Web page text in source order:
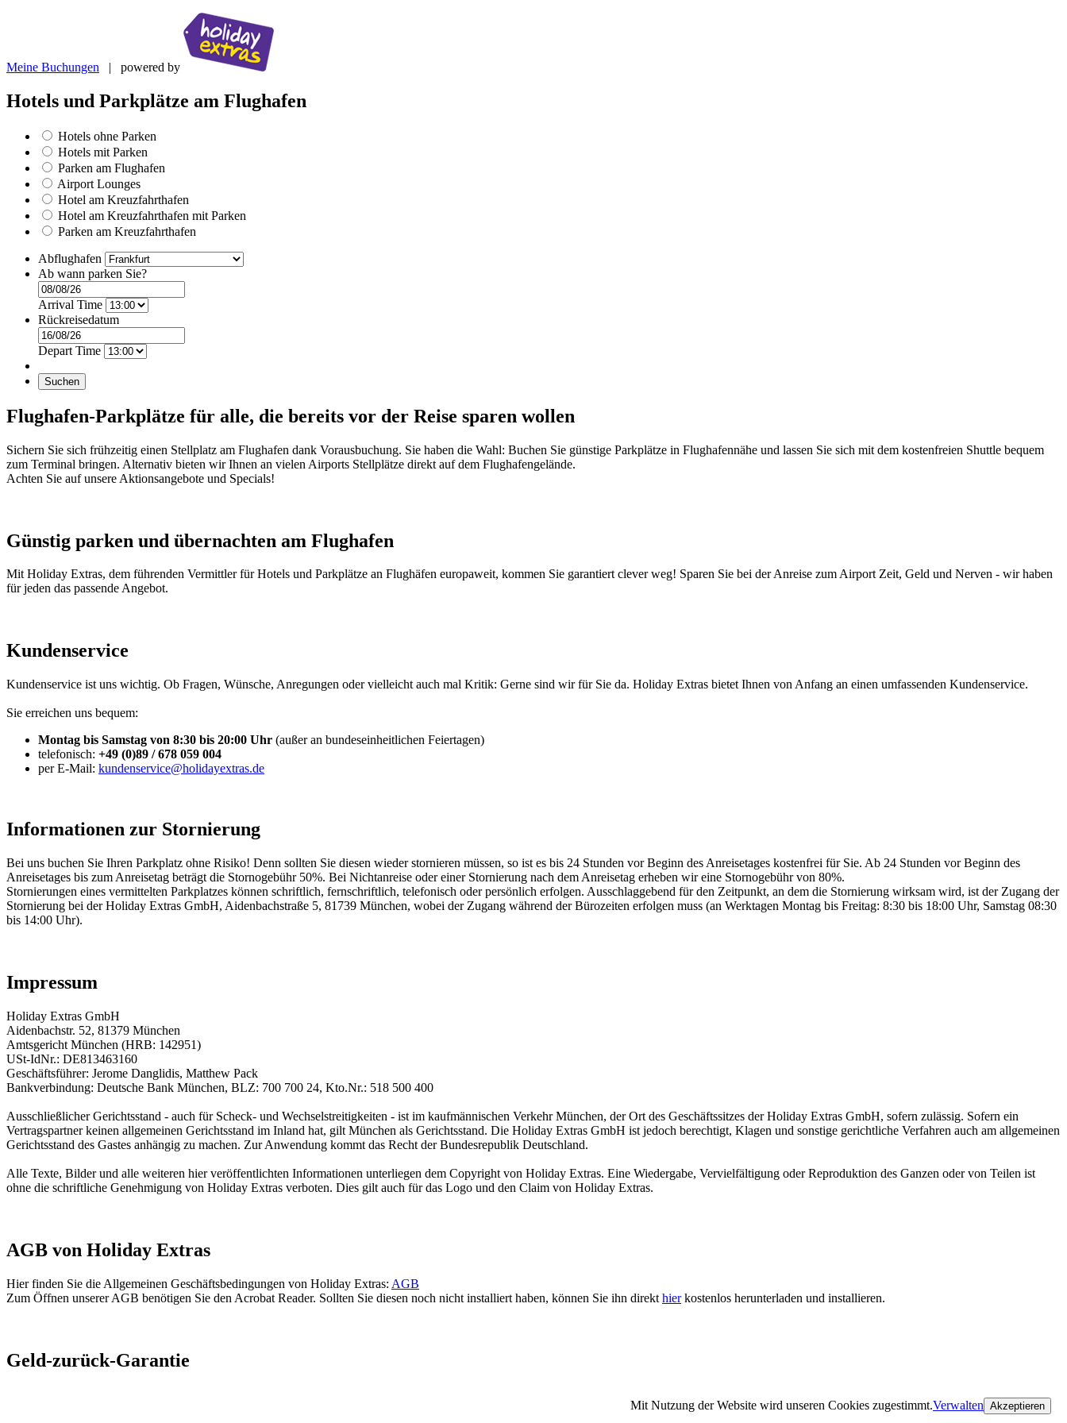
Meine Buchungen | powered by
Hotels und Parkplätze am Flughafen
Hotels ohne Parken
Hotels mit Parken
Parken am Flughafen
Airport Lounges
Hotel am Kreuzfahrthafen
Hotel am Kreuzfahrthafen mit Parken
Parken am Kreuzfahrthafen
Abflughafen
Ab wann parken Sie?
Arrival Time
Rückreisedatum
Depart Time
Suchen
Flughafen-Parkplätze für alle, die bereits vor der Reise sparen wollen
Sichern Sie sich frühzeitig einen Stellplatz am Flughafen dank Vorausbuchung. Sie haben die Wahl: Buchen Sie günstige Parkplätze in Flughafennähe und lassen Sie sich mit dem kostenfreien Shuttle bequem
zum Terminal bringen. Alternativ bieten wir Ihnen an vielen Airports Stellplätze direkt auf dem Flughafengelände.
Achten Sie auf unsere Aktionsangebote und Specials!
Günstig parken und übernachten am Flughafen
Mit Holiday Extras, dem führenden Vermittler für Hotels und Parkplätze an Flughäfen europaweit, kommen Sie garantiert clever weg! Sparen Sie bei der Anreise zum Airport Zeit, Geld und Nerven - wir haben
für jeden das passende Angebot.
Kundenservice
Kundenservice ist uns wichtig. Ob Fragen, Wünsche, Anregungen oder vielleicht auch mal Kritik: Gerne sind wir für Sie da. Holiday Extras bietet Ihnen von Anfang an einen umfassenden Kundenservice.
Sie erreichen uns bequem:
Montag bis Samstag von 8:30 bis 20:00 Uhr (außer an bundeseinheitlichen Feiertagen)
telefonisch: +49 (0)89 / 678 059 004
per E-Mail: kundenservice@holidayextras.de
Informationen zur Stornierung
Bei uns buchen Sie Ihren Parkplatz ohne Risiko! Denn sollten Sie diesen wieder stornieren müssen, so ist es bis 24 Stunden vor Beginn des Anreisetages kostenfrei für Sie. Ab 24 Stunden vor Beginn des
Anreisetages bis zum Anreisetag beträgt die Stornogebühr 50%. Bei Nichtanreise oder einer Stornierung nach dem Anreisetag erheben wir eine Stornogebühr von 80%.
Stornierungen eines vermittelten Parkplatzes können schriftlich, fernschriftlich, telefonisch oder persönlich erfolgen. Ausschlaggebend für den Zeitpunkt, an dem die Stornierung wirksam wird, ist der Zugang der
Stornierung bei der Holiday Extras GmbH, Aidenbachstraße 5, 81739 München, wobei der Zugang während der Bürozeiten erfolgen muss (an Werktagen Montag bis Freitag: 8:30 bis 18:00 Uhr, Samstag 08:30
bis 14:00 Uhr).
Impressum
Holiday Extras GmbH
Aidenbachstr. 52, 81379 München
Amtsgericht München (HRB: 142951)
USt-IdNr.: DE813463160
Geschäftsführer: Jerome Danglidis, Matthew Pack
Bankverbindung: Deutsche Bank München, BLZ: 700 700 24, Kto.Nr.: 518 500 400
Ausschließlicher Gerichtsstand - auch für Scheck- und Wechselstreitigkeiten - ist im kaufmännischen Verkehr München, der Ort des Geschäftssitzes der Holiday Extras GmbH, sofern zulässig. Sofern ein
Vertragspartner keinen allgemeinen Gerichtsstand im Inland hat, gilt München als Gerichtsstand. Die Holiday Extras GmbH ist jedoch berechtigt, Klagen und sonstige gerichtliche Verfahren auch am allgemeinen
Gerichtsstand des Gastes anhängig zu machen. Zur Anwendung kommt das Recht der Bundesrepublik Deutschland.
Alle Texte, Bilder und alle weiteren hier veröffentlichten Informationen unterliegen dem Copyright von Holiday Extras. Eine Wiedergabe, Vervielfältigung oder Reproduktion des Ganzen oder von Teilen ist
ohne die schriftliche Genehmigung von Holiday Extras verboten. Dies gilt auch für das Logo und den Claim von Holiday Extras.
AGB von Holiday Extras
Hier finden Sie die Allgemeinen Geschäftsbedingungen von Holiday Extras: AGB
Zum Öffnen unserer AGB benötigen Sie den Acrobat Reader. Sollten Sie diesen noch nicht installiert haben, können Sie ihn direkt hierkostenlos herunterladen und installieren.
Geld-zurück-Garantie
günstiger angeboten wird, geben wir Ihnen die Übernachtungs- bzw. Parkleistung kostenfrei. Dies gilt für alle Parkplatz-Angebote und Park, Sleep & Fly-Angebote (Zimmer, Transfer und Parkplatz inklusive),
Mit Nutzung der Website wird unseren Cookies zugestimmt.Verwalten Akzeptieren